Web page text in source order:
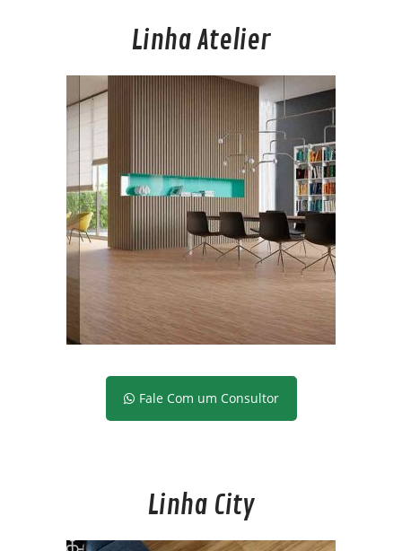
Linha Atelier
Fale Com um Consultor
Linha City